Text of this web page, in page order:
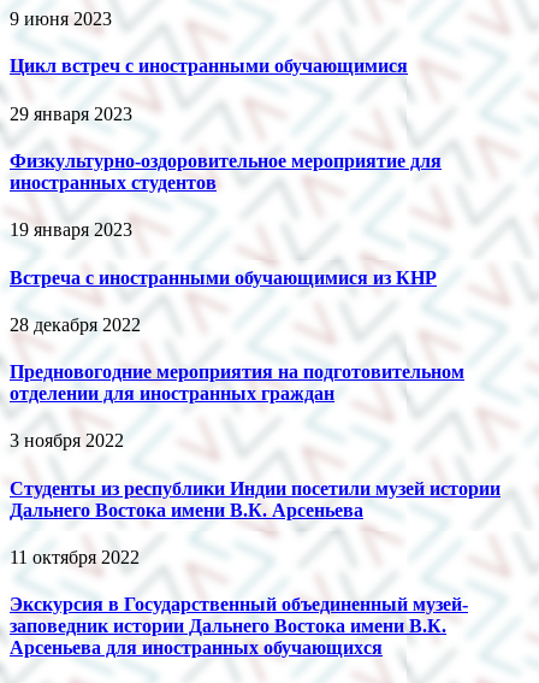
9 июня 2023
Цикл встреч с иностранными обучающимися
29 января 2023
Физкультурно-оздоровительное мероприятие для
иностранных студентов
19 января 2023
Встреча с иностранными обучающимися из КНР
28 декабря 2022
Предновогодние мероприятия на подготовительном
отделении для иностранных граждан
3 ноября 2022
Студенты из республики Индии посетили музей истории
Дальнего Востока имени В.К. Арсеньева
11 октября 2022
Экскурсия в Государственный объединенный музей-
заповедник истории Дальнего Востока имени В.К.
Арсеньева для иностранных обучающихся